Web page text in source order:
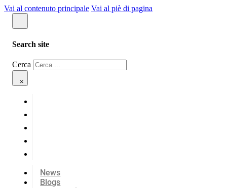
Vai al contenuto principale Vai al piè di pagina
Search site
Cerca
×
News
Blogs